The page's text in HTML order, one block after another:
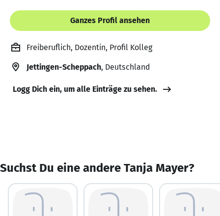
Ganzes Profil ansehen
Freiberuflich, Dozentin, Profil Kolleg
Jettingen-Scheppach, Deutschland
Logg Dich ein, um alle Einträge zu sehen.
Suchst Du eine andere Tanja Mayer?